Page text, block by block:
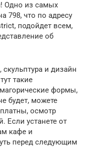
Одно из самых
798, что по адресу
подойдет всем,
об
и дизайн
такие
формы,
будет, можете
осмотр
Если устанете от
кафе и
перед следующим